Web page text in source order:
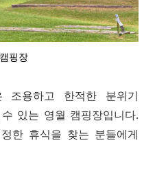
핑장
조용하고 한적한 분위기
있는 영월 캠핑장입니다.
한 휴식을 찾는 분들에게